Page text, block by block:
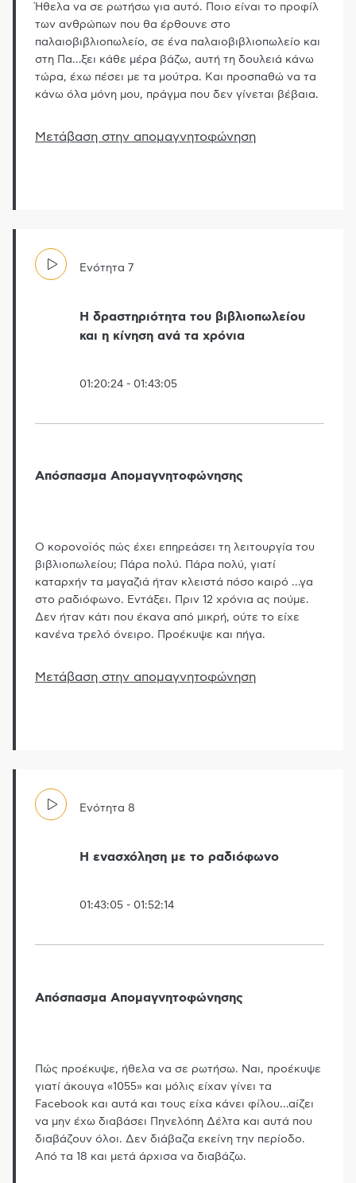
Ήθελα να σε ρωτήσω για αυτό. Ποιο είναι το προφίλ
των ανθρώπων που θα έρθουνε στο
παλαιοβιβλιοπωλείο, σε ένα παλαιοβιβλιοπωλείο και
στη Πα…ξει κάθε μέρα βάζω, αυτή τη δουλειά κάνω
τώρα, έχω πέσει με τα μούτρα. Και προσπαθώ να τα
κάνω όλα μόνη μου, πράγμα που δεν γίνεται βέβαια.
Μετάβαση στην απομαγνητοφώνηση
Ενότητα 7
Η δραστηριότητα του βιβλιοπωλείου
και η κίνηση ανά τα χρόνια
01:20:24 - 01:43:05
Απόσπασμα Απομαγνητοφώνησης
Ο κορονοϊός πώς έχει επηρεάσει τη λειτουργία του
βιβλιοπωλείου; Πάρα πολύ. Πάρα πολύ, γιατί
καταρχήν τα μαγαζιά ήταν κλειστά πόσο καιρό …γα
στο ραδιόφωνο. Εντάξει. Πριν 12 χρόνια ας πούμε.
Δεν ήταν κάτι που έκανα από μικρή, ούτε το είχε
κανένα τρελό όνειρο. Προέκυψε και πήγα.
Μετάβαση στην απομαγνητοφώνηση
Ενότητα 8
Η ενασχόληση με το ραδιόφωνο
01:43:05 - 01:52:14
Απόσπασμα Απομαγνητοφώνησης
Πώς προέκυψε, ήθελα να σε ρωτήσω. Ναι, προέκυψε
γιατί άκουγα «1055» και μόλις είχαν γίνει τα
Facebook και αυτά και τους είχα κάνει φίλου…αίζει
να μην έχω διαβάσει Πηνελόπη Δέλτα και αυτά που
διαβάζουν όλοι. Δεν διάβαζα εκείνη την περίοδο.
Από τα 18 και μετά άρχισα να διαβάζω.